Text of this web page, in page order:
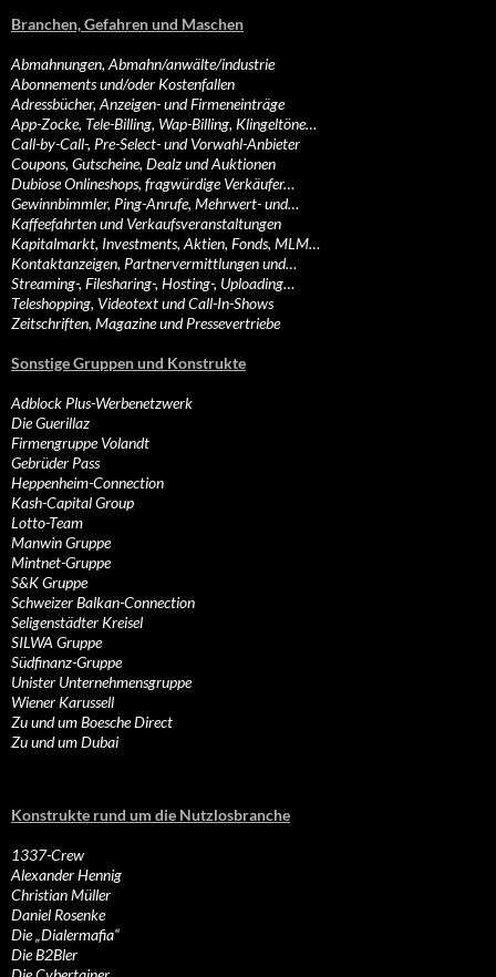
Branchen, Gefahren und Maschen
Abmahnungen, Abmahn/anwälte/industrie
Abonnements und/oder Kostenfallen
Adressbücher, Anzeigen- und Firmeneinträge
App-Zocke, Tele-Billing, Wap-Billing, Klingeltöne…
Call-by-Call-, Pre-Select- und Vorwahl-Anbieter
Coupons, Gutscheine, Dealz und Auktionen
Dubiose Onlineshops, fragwürdige Verkäufer…
Gewinnbimmler, Ping-Anrufe, Mehrwert- und…
Kaffeefahrten und Verkaufsveranstaltungen
Kapitalmarkt, Investments, Aktien, Fonds, MLM…
Kontaktanzeigen, Partnervermittlungen und…
Streaming-, Filesharing-, Hosting-, Uploading…
Teleshopping, Videotext und Call-In-Shows
Zeitschriften, Magazine und Pressevertriebe
Sonstige Gruppen und Konstrukte
Adblock Plus-Werbenetzwerk
Die Guerillaz
Firmengruppe Volandt
Gebrüder Pass
Heppenheim-Connection
Kash-Capital Group
Lotto-Team
Manwin Gruppe
Mintnet-Gruppe
S&K Gruppe
Schweizer Balkan-Connection
Seligenstädter Kreisel
SILWA Gruppe
Südfinanz-Gruppe
Unister Unternehmensgruppe
Wiener Karussell
Zu und um Boesche Direct
Zu und um Dubai
Konstrukte rund um die Nutzlosbranche
1337-Crew
Alexander Hennig
Christian Müller
Daniel Rosenke
Die „Dialermafia“
Die B2Bler